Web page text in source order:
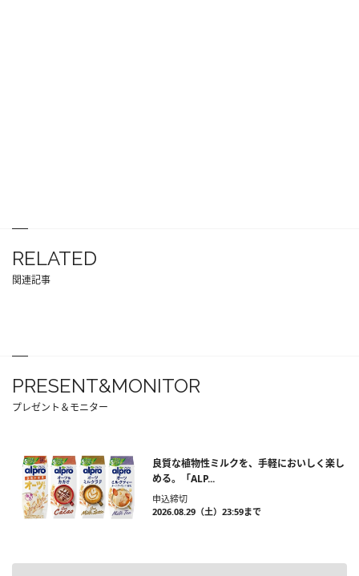
RELATED
関連記事
PRESENT&MONITOR
プレゼント＆モニター
良質な植物性ミルクを、手軽においしく楽し
める。「ALP...
申込締切
2026.08.29（土）23:59まで